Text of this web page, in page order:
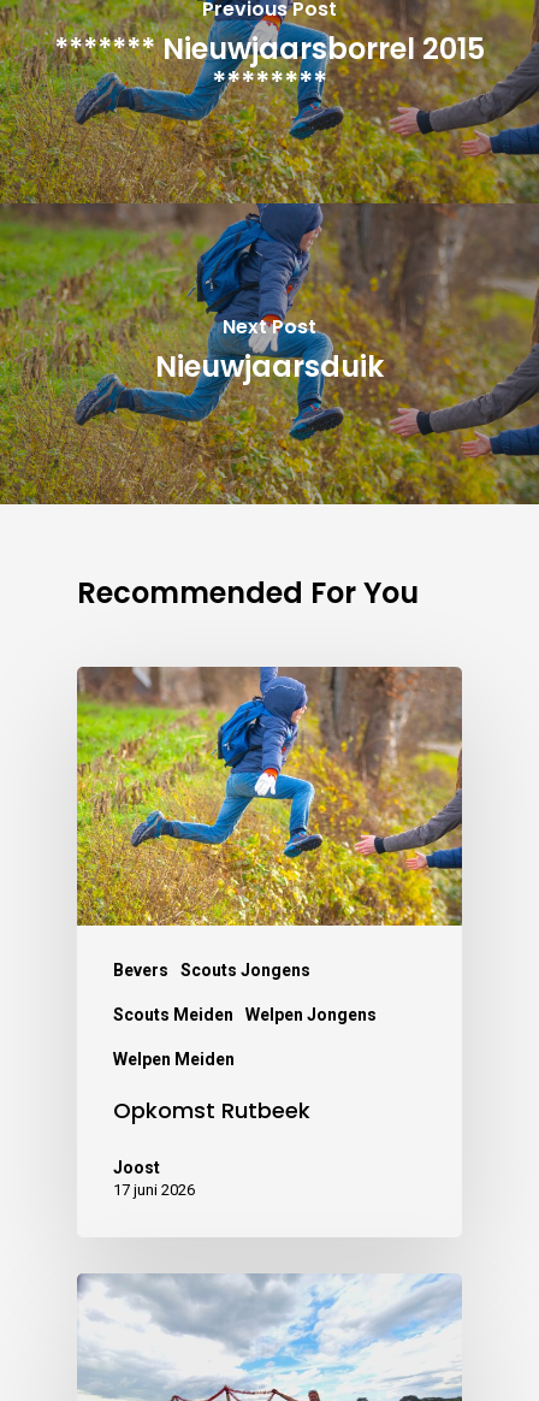
Previous Post
******* Nieuwjaarsborrel 2015
********
Next Post
Nieuwjaarsduik
Recommended For You
Bevers Scouts Jongens
Scouts Meiden Welpen Jongens
Welpen Meiden
Opkomst Rutbeek
Joost
17 juni 2026